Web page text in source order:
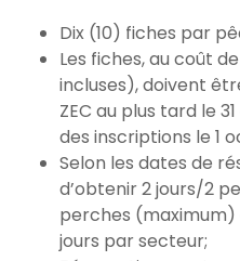
Dix (10) fiches par
Les fiches, au coût
incluses), doivent
ZEC au plus tard le
des inscriptions le 1
Selon les dates de
d’obtenir 2 jours/2
perches (maximum)
jours par secteur;